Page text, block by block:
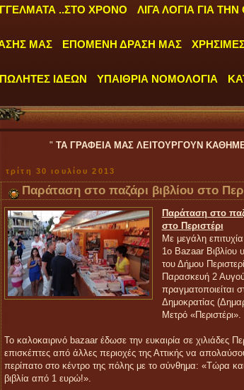
..ΣΤΟ ΧΡΟΝΟ ΛΙΓΑ ΛΟΓΙΑ ΓΙΑ
ΜΑΣ ΕΠΟΜΕΝΗ ΔΡΑΣΗ ΜΑΣ
ΙΔΕΩΝ ΥΠΑΙΘΡΙΑ ΝΟΜΟΛΟΓΙΑ
ΤΑ ΓΡΑΦΕΙΑ ΜΑΣ ΛΕΙΤΟΥΡΓΟΥΝ ΚΑΘΗΜΕΡΙΝΑ ΑΠΟ
τρίτη 30 ιουλίου 2013
Παράταση στο παζάρι βιβλίου στο
Παράταση στο
στο Περιστέρι
Με μεγάλη επιτυχία
1ο Bazaar Βιβλίου
του Δήμου
Παρασκευή 2
πραγματοποιείται
Δημοκρατίας
Μετρό «Περιστέρι».
Το καλοκαιρινό bazaar έδωσε την ευκαιρία σε χιλιάδες
επισκέπτες από άλλες περιοχές της Αττικής να
περίπατο στο κέντρο της πόλης με το σύνθημα: «Tώρα και
βιβλία από 1 ευρώ!».